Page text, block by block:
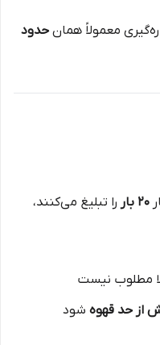
معمولاً همانحدود
۲۰ بار
را تبلیغ می‌کنند،
مطلوب نیست
از حد قهوه شود